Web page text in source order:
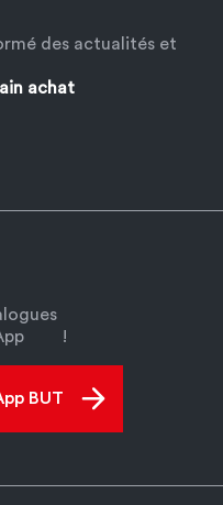
des actualités et
achat
!
BUT